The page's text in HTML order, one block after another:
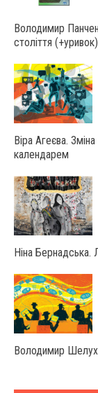
Володимир
століття (+уривок)
Віра Агеєва.
календарем
Ніна Бернадська.
Володимир